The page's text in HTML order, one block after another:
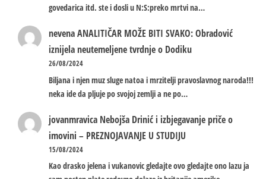
govedarica itd. ste i dosli u N:S:preko mrtvi na…
nevenaANALITIČAR MOŽE BITI SVAKO: Obradović
iznijela neutemeljene tvrdnje o Dodiku
26/08/2024
Biljana i njen muz sluge natoa i mrzitelji pravoslavnog naroda!!!
neka ide da pljuje po svojoj zemlji a ne po…
jovanmravica Nebojša Drinić i izbjegavanje priče o
imovini – PREZNOJAVANJE U STUDIJU
15/08/2024
Kao drasko jelena i vukanovic gledajte ovo gledajte ono lazu ja